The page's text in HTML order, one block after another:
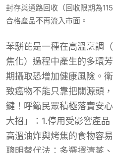
封存與通路回收（回收限期為
合格產品不再流入市面。
苯駢芘是一種在高溫烹調
焦化）過程中產生的多環
期攝取恐增加健康風險。
致癌物不能只靠把關源頭
鍵！呼籲民眾積極落實安
大招」：1.停用受影響產
高溫油炸與烤焦的食物容
聰明替代法：多選擇清蒸